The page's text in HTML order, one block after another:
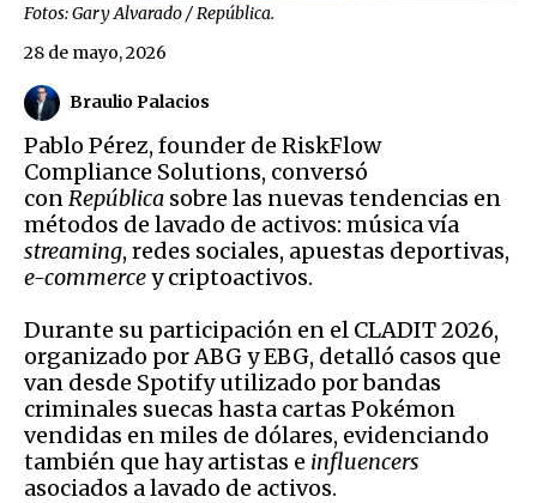
Fotos: Gary Alvarado / República.
Braulio Palacios
28 de mayo, 2026
Pablo Pérez, founder de RiskFlow
Compliance Solutions, conversó
conRepública sobre las nuevas tendencias en
métodos de lavado de activos: música vía
streaming, redes sociales, apuestas deportivas,
e-commercey criptoactivos.
Durante su participación en el CLADIT 2026,
organizado por ABG y EBG, detalló casos que
van desde Spotify utilizado por bandas
criminales suecas hasta cartas Pokémon
vendidas en miles de dólares, evidenciando
también que hay artistas e influencers
asociados a lavado de activos.